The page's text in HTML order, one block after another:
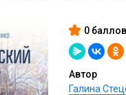
0 баллов
Автор
Галина